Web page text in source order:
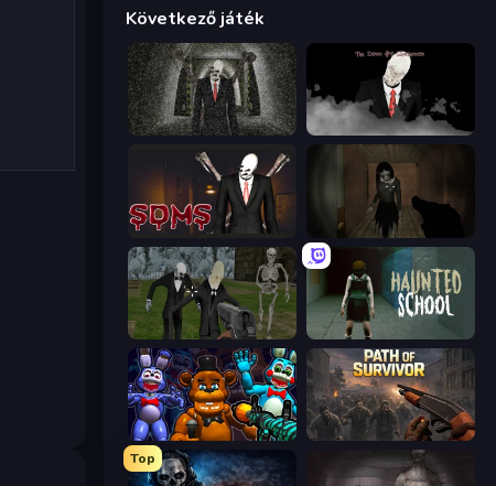
Következő játék
Slenderman Must Die: Underground Bunker The Dawn of Slenderman
Slenderman Must Die: Sanatorium 2021
Slenderman Must Die: Graveyard Haunted School
FNaF Shooter Path of Survivor
Top